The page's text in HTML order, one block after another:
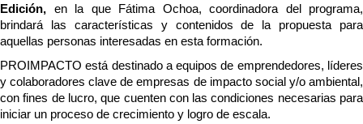
Edición, en la que Fátima Ochoa, coordinadora del programa,
brindará las características y contenidos de la propuesta para
aquellas personas interesadas en esta formación.
PROIMPACTO está destinado a equipos de emprendedores, líderes
y colaboradores clave de empresas de impacto social y/o ambiental,
con fines de lucro, que cuenten con las condiciones necesarias para
iniciar un proceso de crecimiento y logro de escala.